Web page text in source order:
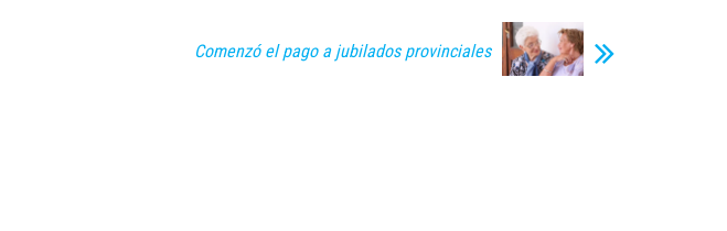
Comenzó el pago a jubilados provinciales